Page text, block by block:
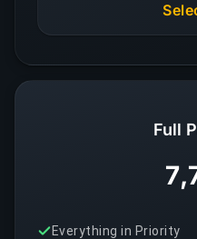
Full
Everything in Priority